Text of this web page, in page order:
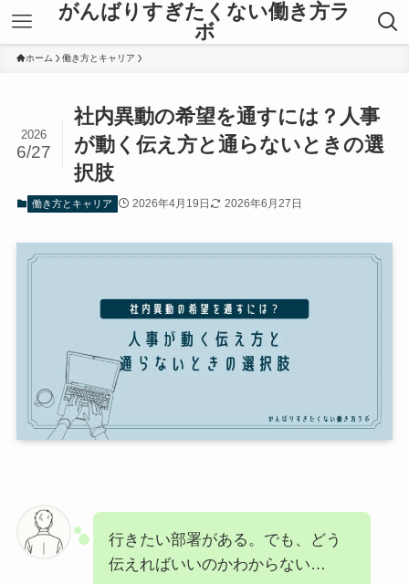
がんばりすぎたくない働き方ラ
ボ
ホーム 働き方とキャリア
社内異動の希望を通すには？人事
が動く伝え方と通らないときの選
択肢
2026
6/27
働き方とキャリア 2026年4月19日 2026年6月27日
行きたい部署がある。でも、どう
伝えればいいのかわからない…